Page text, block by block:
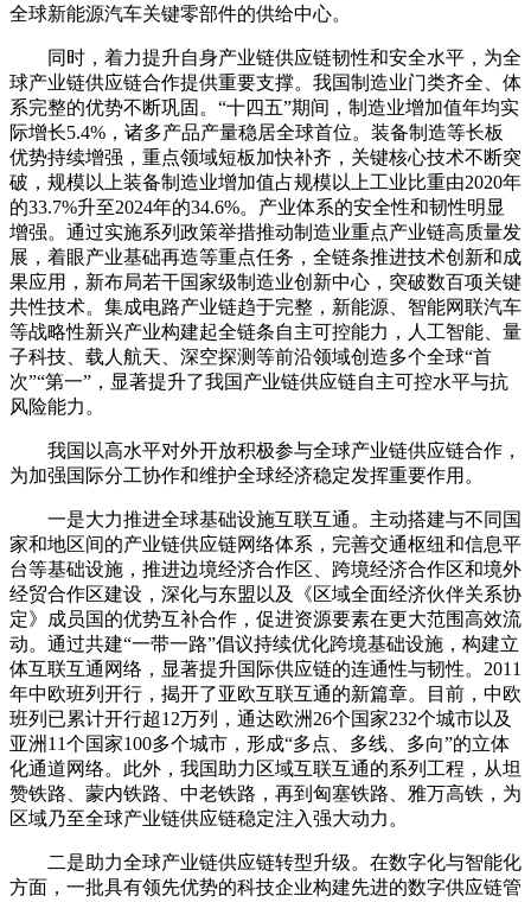
全球新能源汽车关键零部件的供给中心。
同时，着力提升自身产业链供应链韧性和安全水平，为全
球产业链供应链合作提供重要支撑。我国制造业门类齐全、体
系完整的优势不断巩固。“十四五”期间，制造业增加值年均实
际增长5.4%，诸多产品产量稳居全球首位。装备制造等长板
优势持续增强，重点领域短板加快补齐，关键核心技术不断突
破，规模以上装备制造业增加值占规模以上工业比重由2020年
的33.7%升至2024年的34.6%。产业体系的安全性和韧性明显
增强。通过实施系列政策举措推动制造业重点产业链高质量发
展，着眼产业基础再造等重点任务，全链条推进技术创新和成
果应用，新布局若干国家级制造业创新中心，突破数百项关键
共性技术。集成电路产业链趋于完整，新能源、智能网联汽车
等战略性新兴产业构建起全链条自主可控能力，人工智能、量
子科技、载人航天、深空探测等前沿领域创造多个全球“首
次”“第一”，显著提升了我国产业链供应链自主可控水平与抗
风险能力。
我国以高水平对外开放积极参与全球产业链供应链合作，
为加强国际分工协作和维护全球经济稳定发挥重要作用。
一是大力推进全球基础设施互联互通。主动搭建与不同国
家和地区间的产业链供应链网络体系，完善交通枢纽和信息平
台等基础设施，推进边境经济合作区、跨境经济合作区和境外
经贸合作区建设，深化与东盟以及《区域全面经济伙伴关系协
定》成员国的优势互补合作，促进资源要素在更大范围高效流
动。通过共建“一带一路”倡议持续优化跨境基础设施，构建立
体互联互通网络，显著提升国际供应链的连通性与韧性。2011
年中欧班列开行，揭开了亚欧互联互通的新篇章。目前，中欧
班列已累计开行超12万列，通达欧洲26个国家232个城市以及
亚洲11个国家100多个城市，形成“多点、多线、多向”的立体
化通道网络。此外，我国助力区域互联互通的系列工程，从坦
赞铁路、蒙内铁路、中老铁路，再到匈塞铁路、雅万高铁，为
区域乃至全球产业链供应链稳定注入强大动力。
二是助力全球产业链供应链转型升级。在数字化与智能化
方面，一批具有领先优势的科技企业构建先进的数字供应链管